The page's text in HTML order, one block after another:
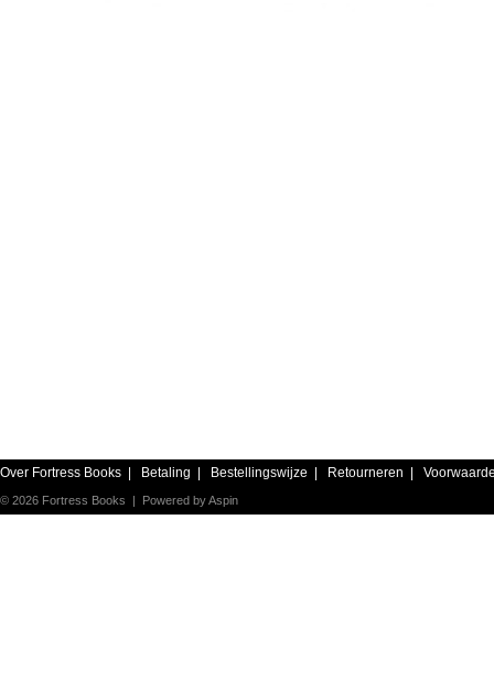
Over Fortress Books Betaling Bestellingswijze Retourneren
© 2026 Fortress Books | Powered byAspin